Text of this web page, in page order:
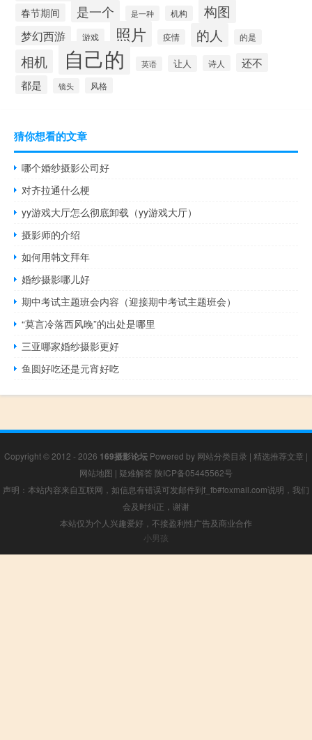
春节期间 是一个 是一种 机构 构图
梦幻西游 游戏 照片 疫情 的人 的是
相机 自己的 英语 让人 诗人
还不
都是
镜头 风格
猜你想看的文章
哪个婚纱摄影公司好
对齐拉通什么梗
yy游戏大厅怎么彻底卸载（yy游戏大厅）
摄影师的介绍
如何用韩文拜年
婚纱摄影哪儿好
期中考试主题班会内容（迎接期中考试主题班会）
“莫言冷落西风晚”的出处是哪里
三亚哪家婚纱摄影更好
鱼圆好吃还是元宵好吃
Copyright © 2012 - 2026 169摄影论坛 Powered by 网站分类目录 | 精选推荐文章 |
网站地图 | 疑难解答 陕ICP备05445562号
声明：本站内容来自互联网，如信息有错误可发邮件到f_fb#foxmail.com说明，我们
会及时纠正，谢谢
本站仅为个人兴趣爱好，不接盈利性广告及商业合作
小男孩